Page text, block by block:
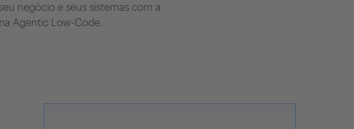
negócio e seus sistemas com a
Agentic Low-Code.